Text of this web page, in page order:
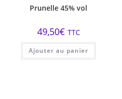
Prunelle 45% vol
49,50€ TTC
Ajouter au panier